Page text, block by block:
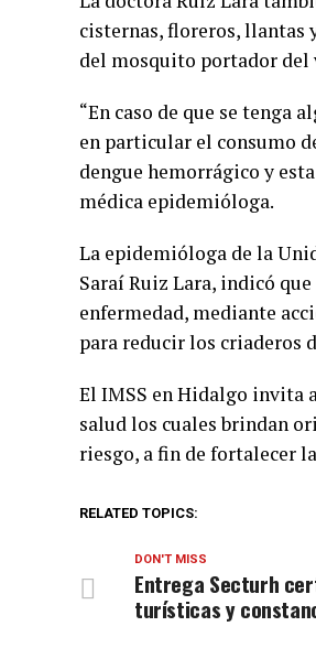
cisternas, floreros, llantas
del mosquito portador del
“En caso de que se tenga
en particular el consumo
dengue hemorrágico y
médica epidemióloga.
La epidemióloga de la
Saraí Ruiz Lara, indicó
enfermedad, mediante
para reducir los criaderos
El IMSS en Hidalgo invita
salud los cuales brindan
riesgo, a fin de fortalecer
RELATED TOPICS:
DON'T MISS
Entrega Secturh
turísticas y